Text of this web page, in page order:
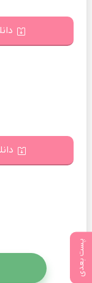
پست بعدی